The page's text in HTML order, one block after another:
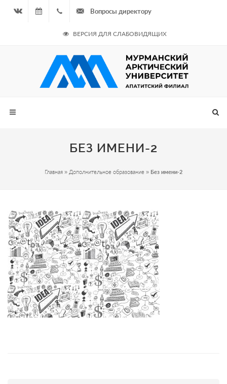
06.08.2026
- Чётная
неделя
964
687
Вопросы директору
ВЕРСИЯ ДЛЯ СЛАБОВИДЯЩИХ
БЕЗ ИМЕНИ-2
Главная » Дополнительное образование » Без имени-2